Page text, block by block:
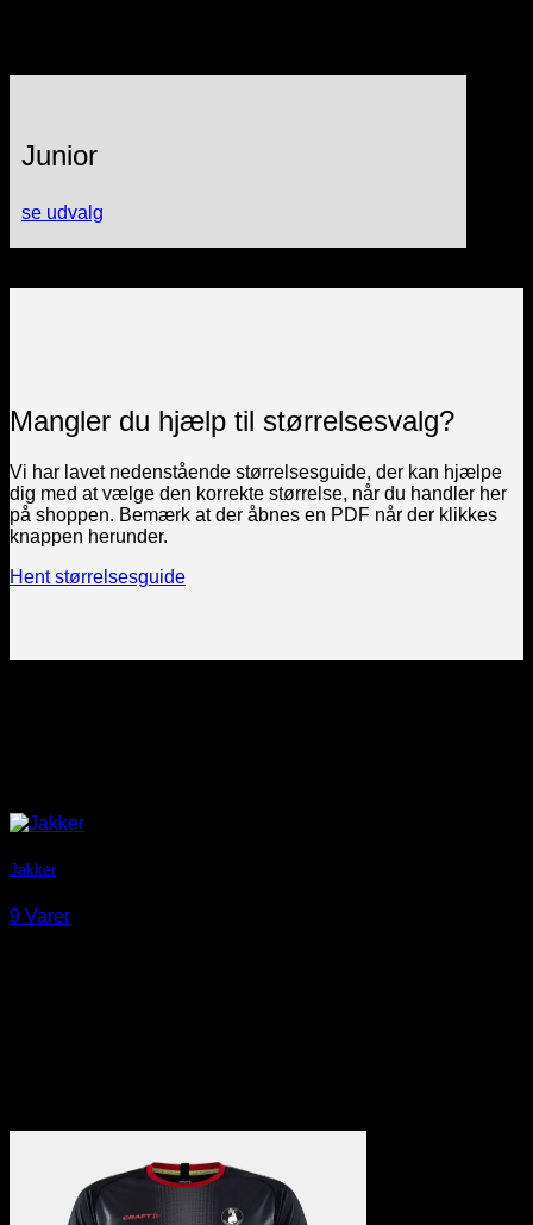
Junior
se udvalg
Mangler du hjælp til størrelsesvalg?
Vi har lavet nedenstående størrelsesguide, der kan hjælpe
dig med at vælge den korrekte størrelse, når du handler her
på shoppen. Bemærk at der åbnes en PDF når der klikkes
knappen herunder.
Hent størrelsesguide
Jakker
9 Varer